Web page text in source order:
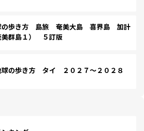
の歩き方 島旅 奄美大島 喜界島 加計
美群島１） ５訂版
の歩き方 タイ ２０２７～２０２８